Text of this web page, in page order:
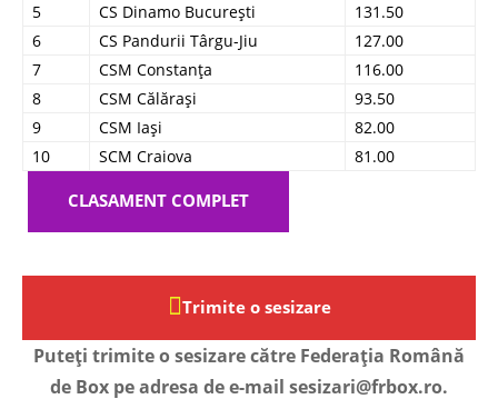
5
CS Dinamo București
131.50
6
CS Pandurii Târgu-Jiu
127.00
7
CSM Constanța
116.00
8
CSM Călărași
93.50
9
CSM Iași
82.00
10
SCM Craiova 81.00
CLASAMENT COMPLET
Trimite o sesizare
Puteți trimite o sesizare către Federația Română
de Box pe adresa de e-mail sesizari@frbox.ro.